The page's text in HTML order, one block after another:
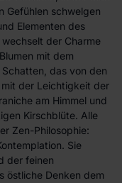
Gefühlen schwelgen
Elementen des
der Charme
mit dem
das von den
der Leichtigkeit der
am Himmel und
Kirschblüte. Alle
Zen-Philosophie:
Sie
der feinen
östliche Denken dem